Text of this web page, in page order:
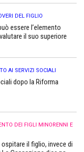
DEL FIGLIO
essere l’elemento
il suo superiore
AI SERVIZI SOCIALI
dopo la Riforma
DEI FIGLI MINORENNI E
il figlio, invece di